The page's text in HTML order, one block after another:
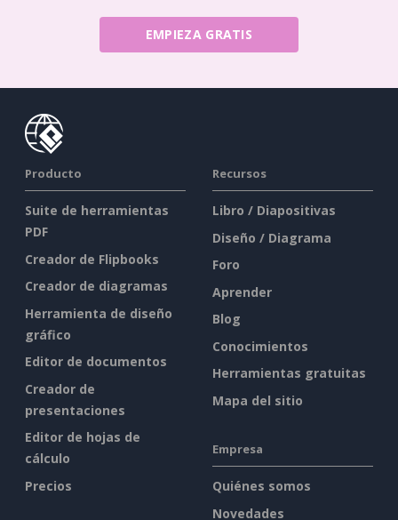
EMPIEZA GRATIS
Producto
Suite de herramientas
PDF
Creador de Flipbooks
Creador de diagramas
Herramienta de diseño
gráfico
Editor de documentos
Creador de
presentaciones
Editor de hojas de
cálculo
Precios
Recursos
Libro / Diapositivas
Diseño / Diagrama
Foro
Aprender
Blog
Conocimientos
Herramientas gratuitas
Mapa del sitio
Empresa
Quiénes somos
Novedades